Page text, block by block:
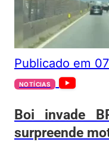
Publicado em
NOTÍCIAS
Boi invade
surpreende